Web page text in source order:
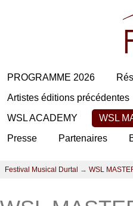
PROGRAMME 2026
Artistes éditions précédentes
WSL ACADEMY
WSL
Presse
Partenaires
Festival Musical Durtal → WSL